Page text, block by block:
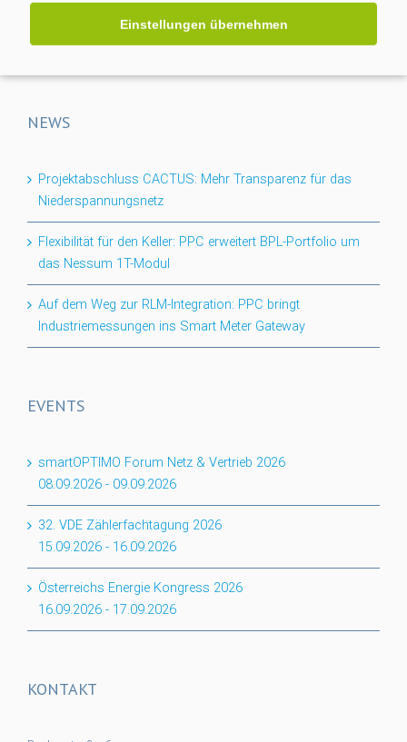
Einstellungen übernehmen
Mannheim, ist der führende Anbieter von Smart Meter
Gateways und Kommunikationstechnik für die Digitalisierung
NEWS
Projektabschluss CACTUS: Mehr Transparenz für das
Niederspannungsnetz
Flexibilität für den Keller: PPC erweitert BPL-Portfolio um
das Nessum 1T-Modul
Auf dem Weg zur RLM-Integration: PPC bringt
Industriemessungen ins Smart Meter Gateway
EVENTS
smartOPTIMO Forum Netz & Vertrieb 2026
08.09.2026 - 09.09.2026
32. VDE Zählerfachtagung 2026
15.09.2026 - 16.09.2026
Österreichs Energie Kongress 2026
16.09.2026 - 17.09.2026
KONTAKT